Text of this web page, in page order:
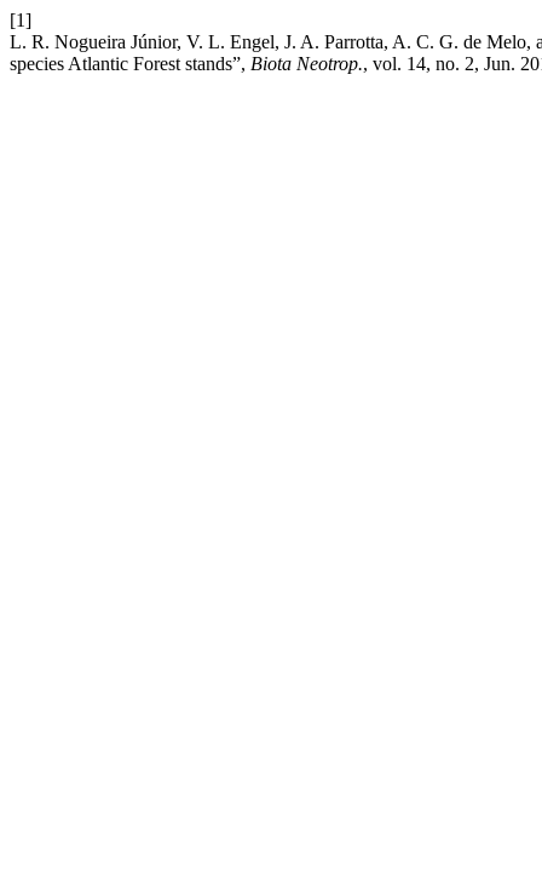
[1]
L. R. Nogueira Júnior, V. L. Engel, J. A. Parrotta, A. C. G. de Melo,
species Atlantic Forest stands”, Biota Neotrop., vol. 14, no. 2, Jun.